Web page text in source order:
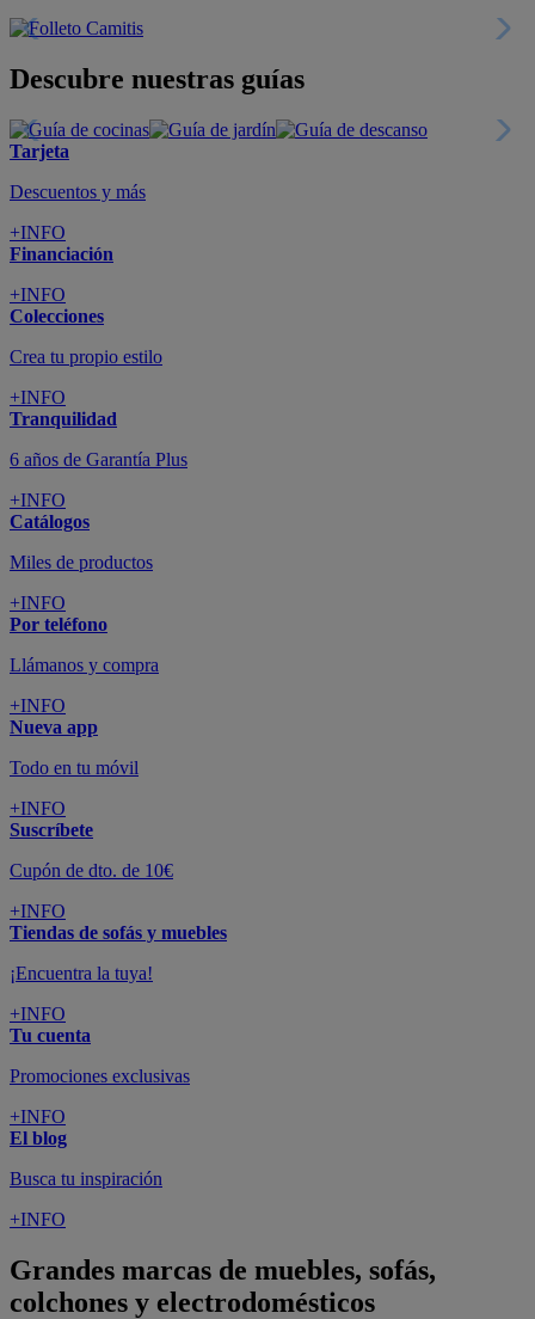
Descubre nuestras guías
Tarjeta
Descuentos y más
+INFO
Financiación
+INFO
Colecciones
Crea tu propio estilo
+INFO
Tranquilidad
6 años de Garantía Plus
+INFO
Catálogos
Miles de productos
+INFO
Por teléfono
Llámanos y compra
+INFO
Nueva app
Todo en tu móvil
+INFO
Suscríbete
Cupón de dto. de 10€
+INFO
Tiendas de sofás y muebles
¡Encuentra la tuya!
+INFO
Tu cuenta
Promociones exclusivas
+INFO
El blog
Busca tu inspiración
+INFO
Grandes marcas de muebles, sofás,
colchones y electrodomésticos